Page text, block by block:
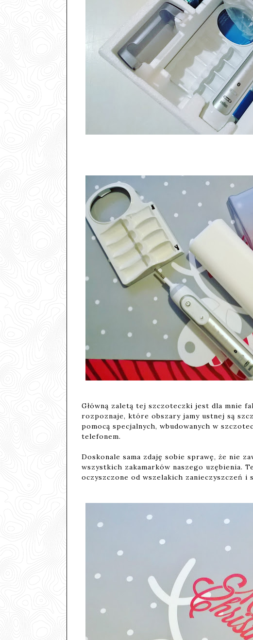
Główną zaletą tej szczoteczki jest dla mnie
rozpoznaje, które obszary jamy ustnej są
pomocą specjalnych, wbudowanych w
telefonem.
Doskonale sama zdaję sobie sprawę, że nie
wszystkich zakamarków naszego uzębienia.
oczyszczone od wszelakich zanieczyszczeń i